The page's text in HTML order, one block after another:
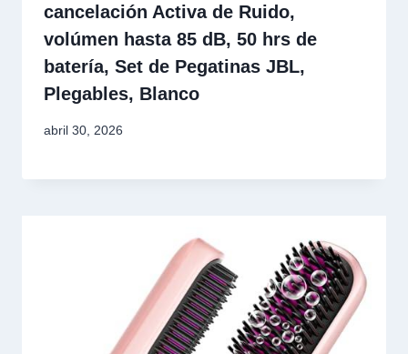
cancelación Activa de Ruido,
volúmen hasta 85 dB, 50 hrs de
batería, Set de Pegatinas JBL,
Plegables, Blanco
abril 30, 2026